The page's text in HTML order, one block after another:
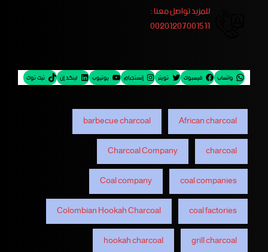
للمزيد تواصل معنا :
00201207001511
واتساب فيسبوك تويتر إنستجرام يوتيوب لينكد إن تيك توك
African charcoal
barbecue charcoal
charcoal
Charcoal Company
coal companies
Coal company
coal factories
Colombian Hookah Charcoal
grill charcoal
hookah charcoal